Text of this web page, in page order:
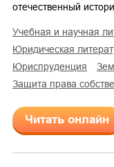
отечественный
учебная и научная
юридическая
юриспруденция
защита права
Читать онлайн